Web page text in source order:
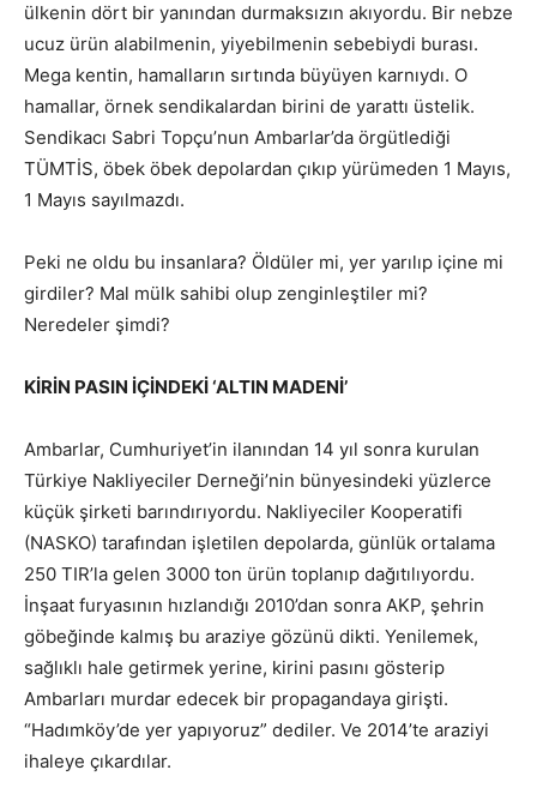
ülkenin dört bir yanından durmaksızın akıyordu. Bir nebze
ucuz ürün alabilmenin, yiyebilmenin sebebiydi burası.
Mega kentin, hamalların sırtında büyüyen karnıydı. O
hamallar, örnek sendikalardan birini de yarattı üstelik.
Sendikacı Sabri Topçu’nun Ambarlar’da örgütlediği
TÜMTİS, öbek öbek depolardan çıkıp yürümeden 1 Mayıs,
1 Mayıs sayılmazdı.
Peki ne oldu bu insanlara? Öldüler mi, yer yarılıp içine mi
girdiler? Mal mülk sahibi olup zenginleştiler mi?
Neredeler şimdi?
KİRİN PASIN İÇİNDEKİ ‘ALTIN MADENİ’
Ambarlar, Cumhuriyet’in ilanından 14 yıl sonra kurulan
Türkiye Nakliyeciler Derneği’nin bünyesindeki yüzlerce
küçük şirketi barındırıyordu. Nakliyeciler Kooperatifi
(NASKO) tarafından işletilen depolarda, günlük ortalama
250 TIR’la gelen 3000 ton ürün toplanıp dağıtılıyordu.
İnşaat furyasının hızlandığı 2010’dan sonra AKP, şehrin
göbeğinde kalmış bu araziye gözünü dikti. Yenilemek,
sağlıklı hale getirmek yerine, kirini pasını gösterip
Ambarları murdar edecek bir propagandaya girişti.
“Hadımköy’de yer yapıyoruz” dediler. Ve 2014’te araziyi
ihaleye çıkardılar.